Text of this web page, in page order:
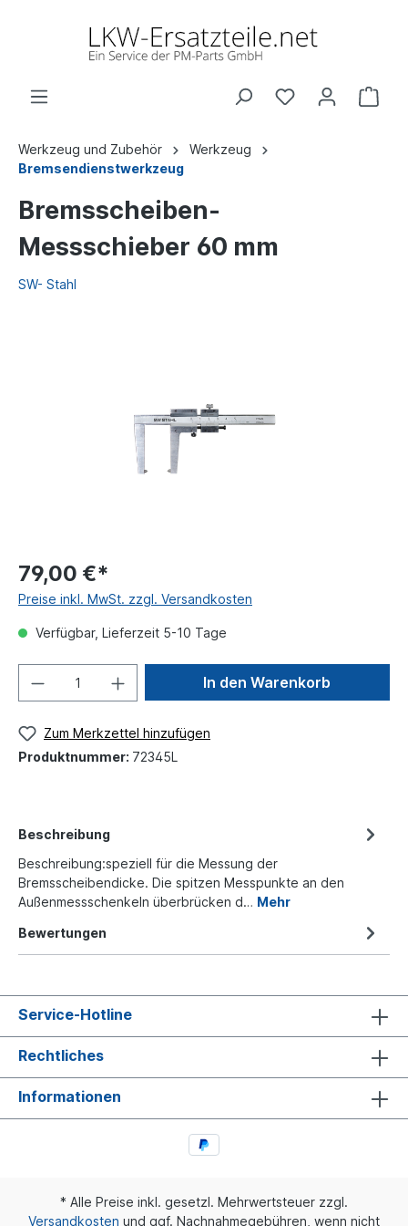
Werkzeug und Zubehör
Werkzeug
Bremsendienstwerkzeug
Bremsscheiben-
Messschieber 60 mm
SW- Stahl
79,00 €*
Preise inkl. MwSt. zzgl. Versandkosten
Verfügbar, Lieferzeit 5-10 Tage
In den Warenkorb
Zum Merkzettel hinzufügen
Produktnummer: 72345L
Beschreibung
Beschreibung:speziell für die Messung der
Bremsscheibendicke. Die spitzen Messpunkte an den
Außenmessschenkeln überbrücken d… Mehr
Bewertungen
Service-Hotline
Rechtliches
Informationen
* Alle Preise inkl. gesetzl. Mehrwertsteuer zzgl.
Versandkosten und ggf. Nachnahmegebühren, wenn nicht